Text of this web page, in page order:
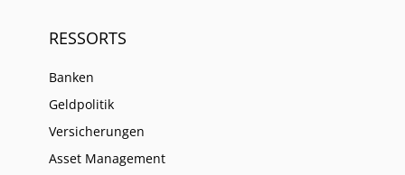
RESSORTS
Banken
Geldpolitik
Versicherungen
Asset Management